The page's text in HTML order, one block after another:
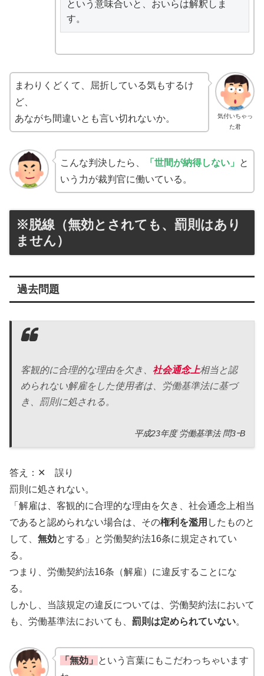
という意味合いと、おいらは解釈しま
す。
気付いちゃっ
た君
まわりくどくて、屈折している気もするけ
ど、
あながち間違いとも言い切れないか。
こんな判決したら、 「世間が納得しない」
と
いう力が裁判官に働いている。
※脱線（無効とされても、罰則はあり
ません）
過去問題
客観的に合理的な理由を欠き、 社会通念上相当と認
められない解雇をした使用者は、労働基準法に基づ
き、罰則に処される。
平成23年度 労働基準法 問3ｰB
答え：✕ 誤り
罰則に処されない。
「解雇は、客観的に合理的な理由を欠き、社会通念上相当
であると認められない場合は、その権利を濫用 したものと
して、 無効とする」と労働契約法16条に規定されてい
る。
つまり、労働契約法16条（解雇）に違反することにな
る。
しかし、当該規定の違反については、労働契約法において
も、労働基準法においても、 罰則は定められていない。
「無効」
という言葉にもこだわっちゃいます